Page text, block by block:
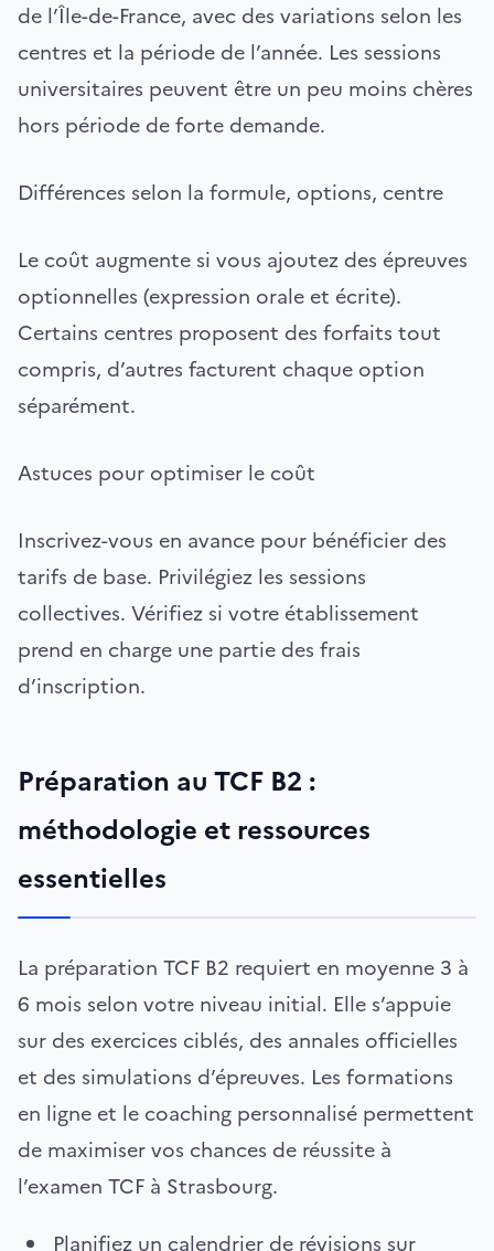
de l’Île-de-France, avec des variations selon les
centres et la période de l’année. Les sessions
universitaires peuvent être un peu moins chères
hors période de forte demande.
Différences selon la formule, options, centre
Le coût augmente si vous ajoutez des épreuves
optionnelles (expression orale et écrite).
Certains centres proposent des forfaits tout
compris, d’autres facturent chaque option
séparément.
Astuces pour optimiser le coût
Inscrivez-vous en avance pour bénéficier des
tarifs de base. Privilégiez les sessions
collectives. Vérifiez si votre établissement
prend en charge une partie des frais
d’inscription.
Préparation au TCF B2 :
méthodologie et ressources
essentielles
La préparation TCF B2 requiert en moyenne 3 à
6 mois selon votre niveau initial. Elle s’appuie
sur des exercices ciblés, des annales officielles
et des simulations d’épreuves. Les formations
en ligne et le coaching personnalisé permettent
de maximiser vos chances de réussite à
l’examen TCF à Strasbourg.
Planifiez un calendrier de révisions sur